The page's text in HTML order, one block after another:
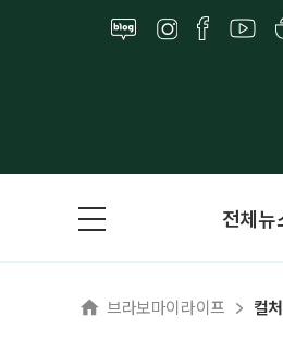
전체뉴
브라보마이라이프 컬처